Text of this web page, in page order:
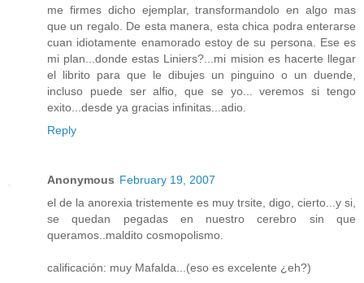
me firmes dicho ejemplar, transformandolo en algo mas
que un regalo. De esta manera, esta chica podra enterarse
cuan idiotamente enamorado estoy de su persona. Ese es
mi plan...donde estas Liniers?...mi mision es hacerte llegar
el librito para que le dibujes un pinguino o un duende,
incluso puede ser alfio, que se yo... veremos si tengo
exito...desde ya gracias infinitas...adio.
Reply
Anonymous February 19, 2007
el de la anorexia tristemente es muy trsite, digo, cierto...y si,
se quedan pegadas en nuestro cerebro sin que
queramos..maldito cosmopolismo.
calificación: muy Mafalda...(eso es excelente ¿eh?)